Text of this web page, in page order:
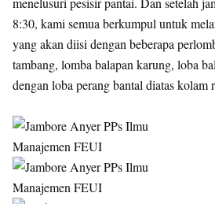
8:30, kami semua berkumpul untuk
yang akan diisi dengan beberapa
tambang, lomba balapan karung, loba
dengan loba perang bantal diatas kolam